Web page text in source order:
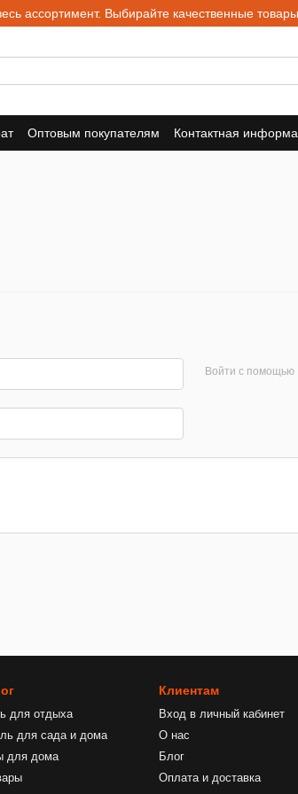
Выбирайте качественные
Оптовым покупателям Контактная
Войти с помощью
для отдыха
для сада и дома
для дома
Клиентам
Вход в личный кабинет
О нас
Блог
Оплата и доставка